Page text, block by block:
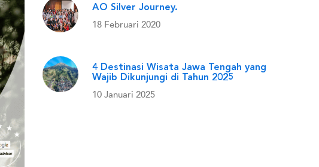
AO Silver Journey.
18 Februari 2020
4 Destinasi Wisata Jawa Tengah yang
Wajib Dikunjungi di Tahun 2025
10 Januari 2025